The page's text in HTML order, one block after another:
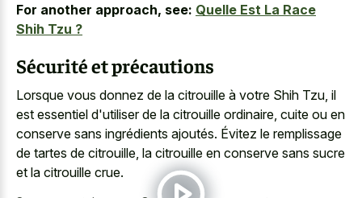
For another approach, see: Quelle Est La Race
Shih Tzu ?
Sécurité et précautions
Lorsque vous donnez de la citrouille à votre Shih Tzu, il
est essentiel d'utiliser de la citrouille ordinaire, cuite ou en
conserve sans ingrédients ajoutés. Évitez le remplissage
de tartes de citrouille, la citrouille en conserve sans sucre
et la citrouille crue.